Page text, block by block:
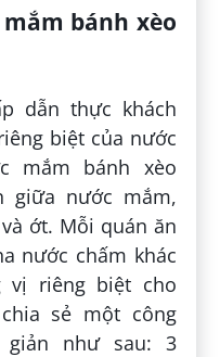
bánh xèo
dẫn thực khách
biệt của nước
mắm bánh xèo
giữa nước mắm,
ớt. Mỗi quán ăn
nước chấm khác
vị riêng biệt cho
sẻ một công
như sau: 3